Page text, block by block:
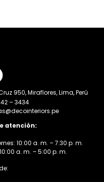
950, Miraflores, Lima, Perú
– 3434
atención:
10:00 a. m. – 7:30 p. m.
a. m. – 5:00 p. m.